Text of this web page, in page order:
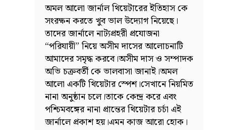
অমল আলো জার্নাল থিয়েটারের ইতিহাস কে
সংরক্ষন করতে খুব ভাল উদ্যোগ নিয়েছে।
তাদের জার্নালে নাট্যপ্রহরী প্রযোজনা
“পরিযায়ী” নিয়ে অসীম দাসের আলোচনাটি
আমাদের সমৃদ্ধ করবে।অসীম দাস ও সম্পাদক
অভি চক্রবর্তী কে ভালবাসা জানাই।অমল
আলো একটি থিয়েটার স্পেশ।সেখানে নিয়মিত
নানা অনুষ্ঠান চলে।তাকে কেন্দ্র করে এবং
পশ্চিমবঙ্গের নানা প্রান্তের থিয়েটার চর্চা এই
জার্নালে প্রকাশ হয়।এমন কাজ আরো হোক।